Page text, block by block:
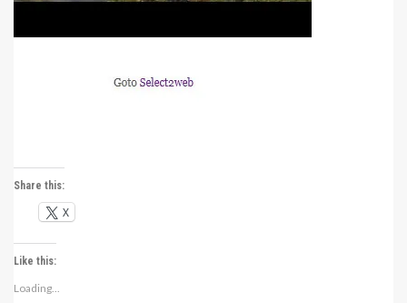
Share this:
X
Like this:
Loading...